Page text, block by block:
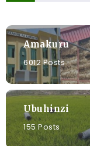
Amakuru
6012 Posts
Ubuhinzi
155 Posts